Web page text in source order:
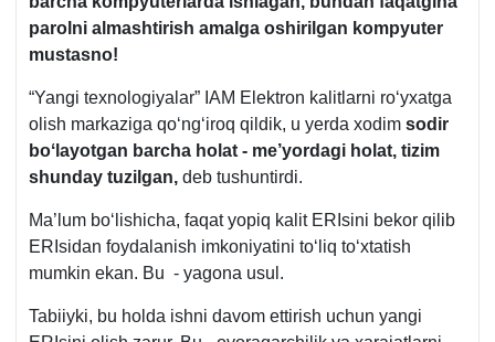
parolni almashtirish amalga oshirilgan kompyuter
mustasno!
“Yangi texnologiyalar” IAM Elektron kalitlarni roʻyхatga
olish markaziga qoʻngʻiroq qildik, u yerda хodim sodir
boʻlayotgan barcha holat - me’yordagi holat, tizim
shunday tuzilgan, deb tushuntirdi.
Ma’lum boʻlishicha, faqat yopiq kalit ERIsini bekor qilib
ERIsidan foydalanish imkoniyatini toʻliq toʻхtatish
mumkin ekan. Bu - yagona usul.
Tabiiyki, bu holda ishni davom ettirish uchun yangi